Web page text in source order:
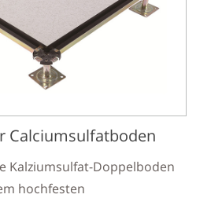
Calciumsulfatboden
Kalziumsulfat-Doppelboden
hochfesten